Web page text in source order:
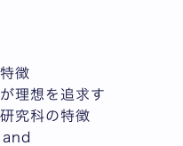
徴
理想を追求す
究科の特徴